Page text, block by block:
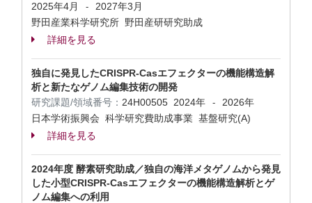
2025年4月
-
2027年3月
野田産業科学研究所 野田産研研究助成
詳細を見る
独自に発見したCRISPR-Casエフェクターの機能構造解
析と新たなゲノム編集技術の開発
研究課題/領域番号： 24H00505 2024年 -
2026年
日本学術振興会 科学研究費助成事業 基盤研究(A)
詳細を見る
2024年度 酵素研究助成／独自の海洋メタゲノムから発見
した小型CRISPR-Casエフェクターの機能構造解析とゲ
ノム編集への利用